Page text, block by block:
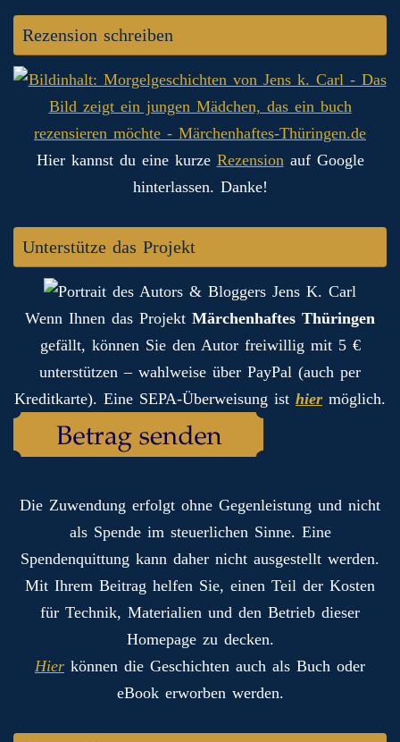
Rezension schreiben
Hier kannst du eine kurze Rezensionauf Google
hinterlassen. Danke!
Unterstütze das Projekt
Wenn Ihnen das Projekt Märchenhaftes Thüringen
gefällt, können Sie den Autor freiwillig mit 5 €
unterstützen – wahlweise über PayPal (auch per
Kreditkarte). Eine SEPA-Überweisung ist hier möglich.
Die Zuwendung erfolgt ohne Gegenleistung und nicht
als Spende im steuerlichen Sinne. Eine
Spendenquittung kann daher nicht ausgestellt werden.
Mit Ihrem Beitrag helfen Sie, einen Teil der Kosten
für Technik, Materialien und den Betrieb dieser
Homepage zu decken.
Hier können die Geschichten auch als Buch oder
eBook erworben werden.